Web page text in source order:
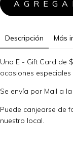
Descripción Más
Una E - Gift Card de
ocasiones
Se envía por Mail a
Puede canjearse de
nuestro local.